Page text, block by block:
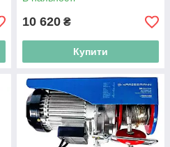
кілограм
10 620 ₴
Купити